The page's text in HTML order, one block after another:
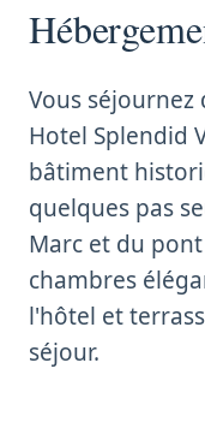
Vous
Hotel Splendid
bâtiment
quelques pas
Marc et du
chambres
l'hôtel et
séjour.